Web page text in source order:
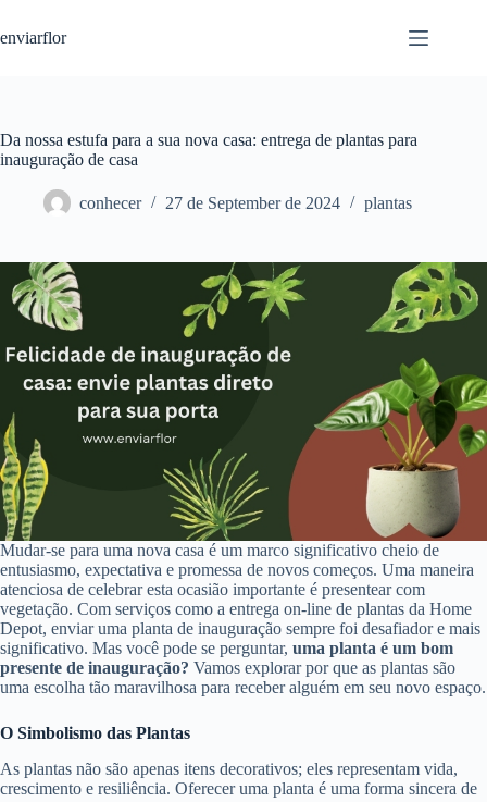
k
c
o
enviarflor
Da nossa estufa para a sua nova casa: entrega de plantas para
inauguração de casa
conhecer 27 de September de 2024 plantas
Mudar-se para uma nova casa é um marco significativo cheio de
entusiasmo, expectativa e promessa de novos começos. Uma maneira
atenciosa de celebrar esta ocasião importante é presentear com
vegetação. Com serviços como a entrega on-line de plantas da Home
Depot, enviar uma planta de inauguração sempre foi desafiador e mais
significativo. Mas você pode se perguntar, uma planta é um bom
presente de inauguração? Vamos explorar por que as plantas são
uma escolha tão maravilhosa para receber alguém em seu novo espaço.
O Simbolismo das Plantas
As plantas não são apenas itens decorativos; eles representam vida,
crescimento e resiliência. Oferecer uma planta é uma forma sincera de